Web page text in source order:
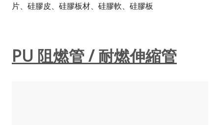
片、硅膠皮、硅膠板材、硅膠軟、硅膠板
PU 阻燃管 / 耐燃伸縮管